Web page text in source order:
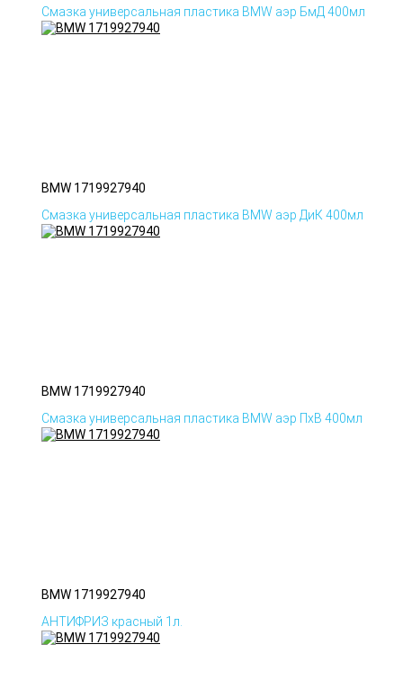
Смазка универсальная пластика BMW аэр БмД 400мл
BMW 1719927940
Смазка универсальная пластика BMW аэр ДиК 400мл
BMW 1719927940
Смазка универсальная пластика BMW аэр ПхВ 400мл
BMW 1719927940
АНТИФРИЗ красный 1л.